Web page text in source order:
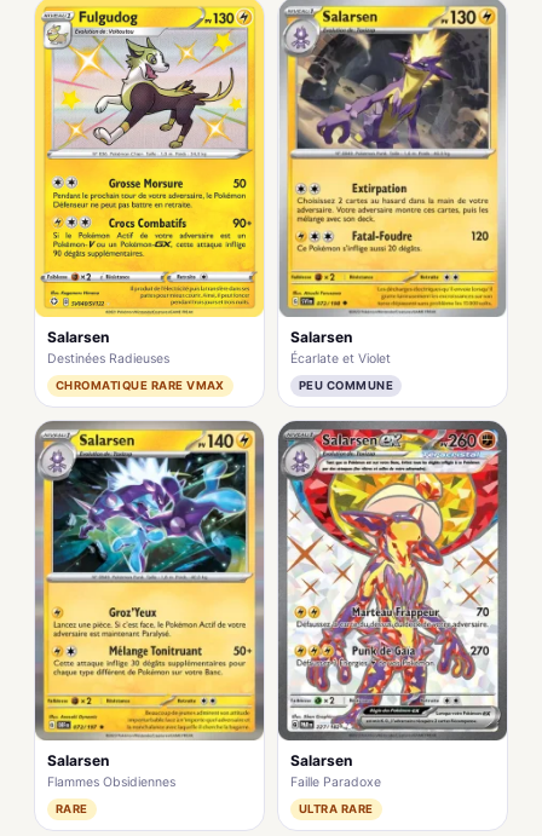
Salarsen
Destinées Radieuses
CHROMATIQUE RARE VMAX
Salarsen
Écarlate et Violet
PEU COMMUNE
Salarsen
Flammes Obsidiennes
RARE
Salarsen
Faille Paradoxe
ULTRA RARE